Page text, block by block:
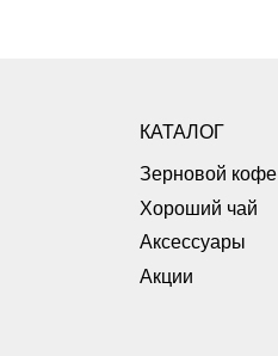
КАТАЛОГ
Зерновой кофе
Хороший чай
Аксессуары
Акции